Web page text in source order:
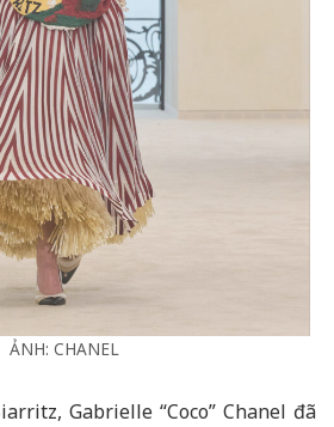
ẢNH: CHANEL
Gabrielle “Coco” Chanel đã